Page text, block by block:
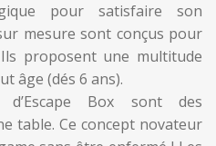
pour satisfaire son
mesure sont conçus pour
Ils proposent une multitude
âge (dés 6 ans).
Box sont des
table. Ce concept novateur